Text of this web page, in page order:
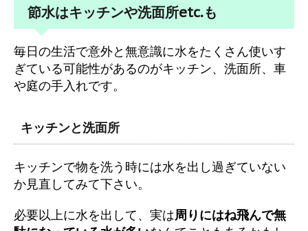
節水はキッチンや洗面所etc.も
毎日の生活で意外と無意識に水をたくさん使いす
ぎている可能性があるのがキッチン、洗面所、車
や庭の手入れです。
キッチンと洗面所
キッチンで物を洗う時には水を出し過ぎていない
か見直してみて下さい。
必要以上に水を出して、実は周りにはね飛んで無